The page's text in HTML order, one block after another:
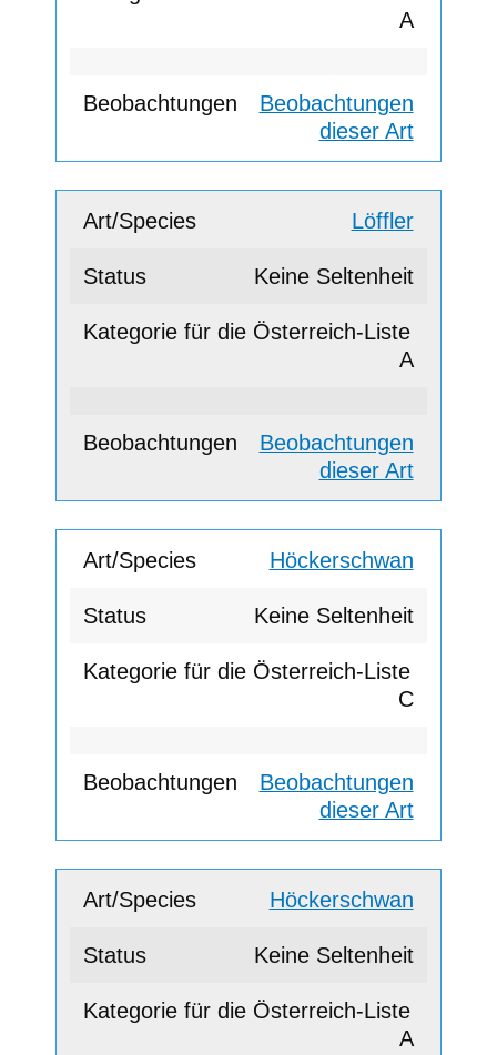
A
Beobachtungen
dieser Art
Löffler
Keine Seltenheit
A
Beobachtungen
dieser Art
Höckerschwan
Keine Seltenheit
C
Beobachtungen
dieser Art
Höckerschwan
Keine Seltenheit
A